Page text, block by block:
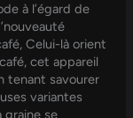
à l’égard de
Celui-là orient
cet appareil
tenant savourer
variantes
graine se